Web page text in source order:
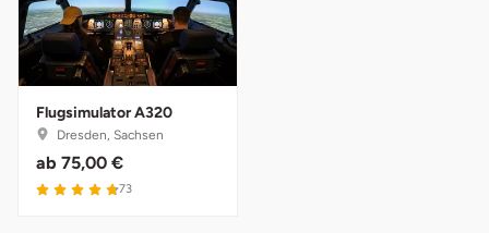
Flugsimulator A320
Dresden, Sachsen
ab 75,00 €
73
Mannheim
Mecklenburgische Seenplatte
Meiningen
Merzig